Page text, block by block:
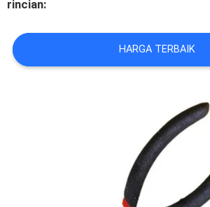
BERITA
rincian:
HARGA TERBAIK